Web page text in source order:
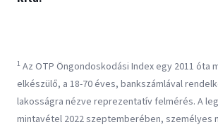
1 Az OTP Öngondoskodási Index egy 2011 óta
elkészülő, a 18-70 éves, bankszámlával
lakosságra nézve reprezentatív felmérés. A
mintavétel 2022 szeptemberében, személyes